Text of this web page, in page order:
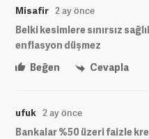
Misafir 2 ay önce
Belki kesimlere sınırsız
enflasyon düşmez
Beğen
Cevapla
ufuk 2 ay önce
Bankalar %50 üzeri faizle